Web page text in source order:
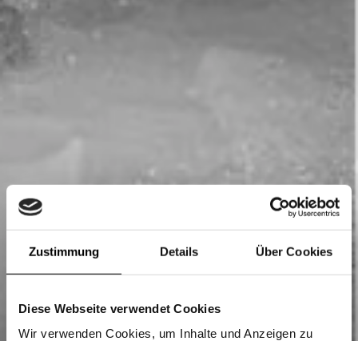
Zustimmung Details Über Cookies
Diese Webseite verwendet Cookies
Wir verwenden Cookies, um Inhalte und Anzeigen zu